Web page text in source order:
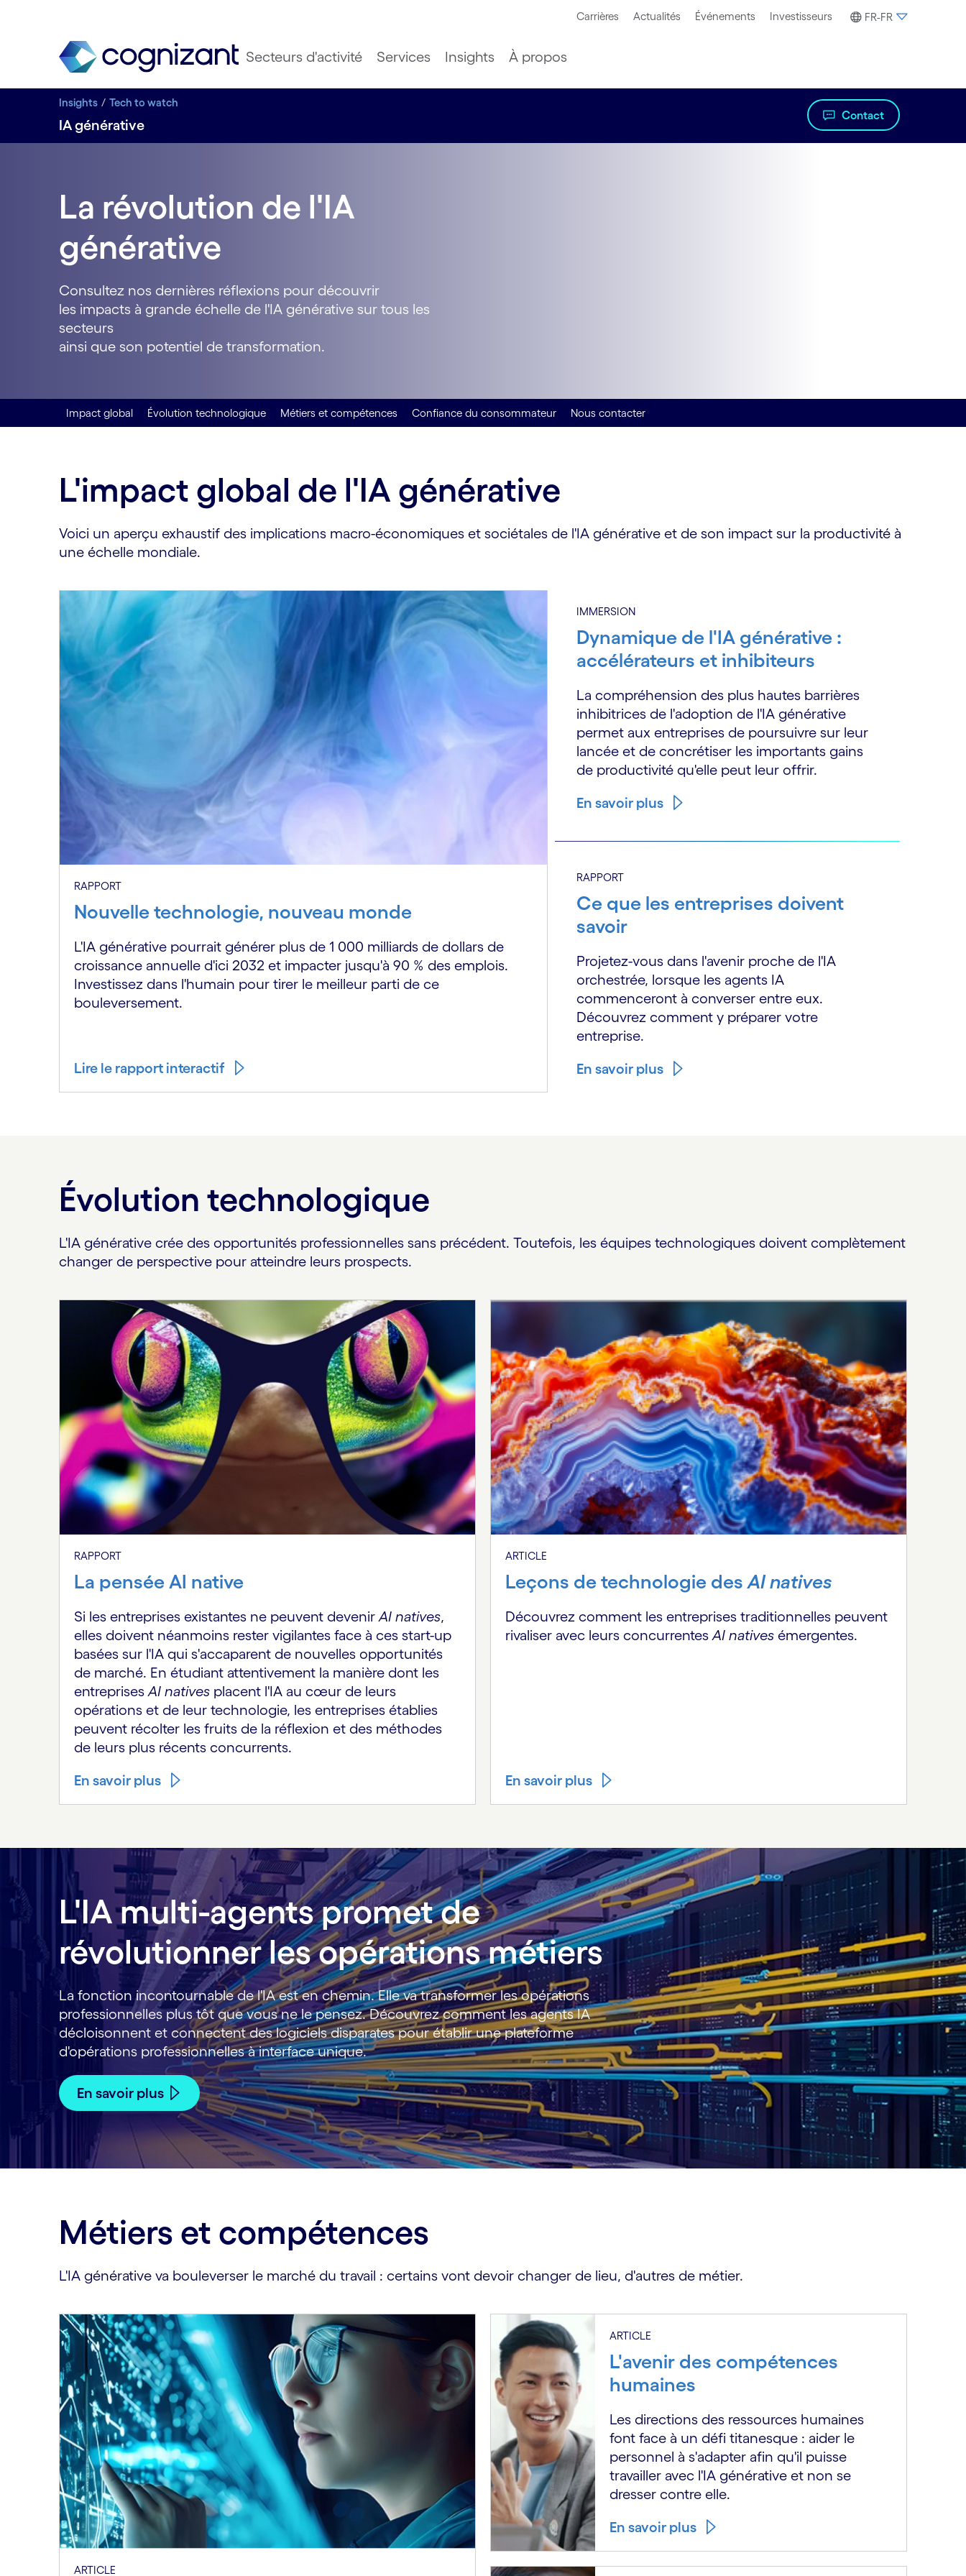
Carrières Actualités Événements Investisseurs FR-FR
Secteurs d'activité Services Insights À propos
Insights Tech to watch
IA générative
Contact
La révolution de l'IA
générative
Consultez nos dernières réflexions pour découvrir
les impacts à grande échelle de l'IA générative sur tous les
secteurs
ainsi que son potentiel de transformation.
Impact global Évolution technologique Métiers et compétences Confiance du consommateur Nous contacter
L'impact global de l'IA générative
Voici un aperçu exhaustif des implications macro-économiques et sociétales de l'IA générative et de son impact sur la productivité à
une échelle mondiale.
RAPPORT
Nouvelle technologie, nouveau monde
L'IA générative pourrait générer plus de 1 000 milliards de dollars de
croissance annuelle d'ici 2032 et impacter jusqu'à 90 % des emplois.
Investissez dans l'humain pour tirer le meilleur parti de ce
bouleversement.
Lire le rapport interactif
IMMERSION
Dynamique de l'IA générative :
accélérateurs et inhibiteurs
La compréhension des plus hautes barrières
inhibitrices de l'adoption de l'IA générative
permet aux entreprises de poursuivre sur leur
lancée et de concrétiser les importants gains
de productivité qu'elle peut leur offrir.
En savoir plus
RAPPORT
Ce que les entreprises doivent
savoir
Projetez-vous dans l'avenir proche de l'IA
orchestrée, lorsque les agents IA
commenceront à converser entre eux.
Découvrez comment y préparer votre
entreprise.
En savoir plus
Évolution technologique
L'IA générative crée des opportunités professionnelles sans précédent. Toutefois, les équipes technologiques doivent complètement
changer de perspective pour atteindre leurs prospects.
RAPPORT
La pensée AI native
Si les entreprises existantes ne peuvent devenir AI natives,
elles doivent néanmoins rester vigilantes face à ces start-up
basées sur l'IA qui s'accaparent de nouvelles opportunités
de marché. En étudiant attentivement la manière dont les
entreprises AI natives placent l'IA au cœur de leurs
opérations et de leur technologie, les entreprises établies
peuvent récolter les fruits de la réflexion et des méthodes
de leurs plus récents concurrents.
En savoir plus
ARTICLE
Leçons de technologie desAI natives
Découvrez comment les entreprises traditionnelles peuvent
rivaliser avec leurs concurrentes AI natives émergentes.
En savoir plus
L'IA multi-agents promet de
révolutionner les opérations métiers
La fonction incontournable de l'IA est en chemin. Elle va transformer les opérations
professionnelles plus tôt que vous ne le pensez. Découvrez comment les agents IA
décloisonnent et connectent des logiciels disparates pour établir une plateforme
d'opérations professionnelles à interface unique.
En savoir plus
Métiers et compétences
L'IA générative va bouleverser le marché du travail : certains vont devoir changer de lieu, d'autres de métier.
ARTICLE
ARTICLE
L'avenir des compétences
humaines
Les directions des ressources humaines
font face à un défi titanesque : aider le
personnel à s'adapter afin qu'il puisse
travailler avec l'IA générative et non se
dresser contre elle.
En savoir plus